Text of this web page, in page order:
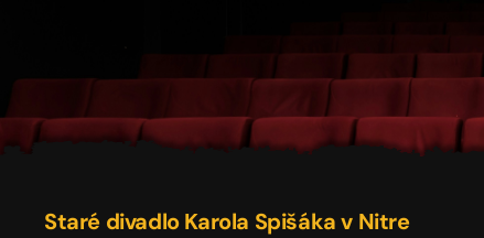
Staré divadlo Karola Spišáka v Nitre